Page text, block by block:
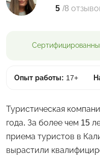
5 /8
Опыт работы: 17+
Туристическая
года. За более чем 15
приема туристов в
вырастили